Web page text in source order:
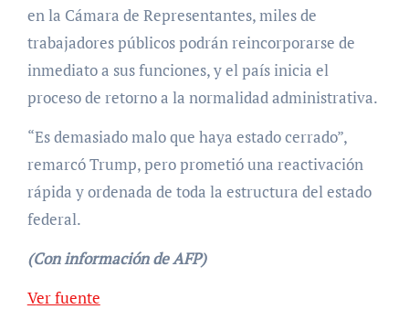
en la Cámara de Representantes, miles de
trabajadores públicos podrán reincorporarse de
inmediato a sus funciones, y el país inicia el
proceso de retorno a la normalidad administrativa.
“Es demasiado malo que haya estado cerrado”,
remarcó Trump, pero prometió una reactivación
rápida y ordenada de toda la estructura del estado
federal.
(Con información de AFP)
Ver fuente